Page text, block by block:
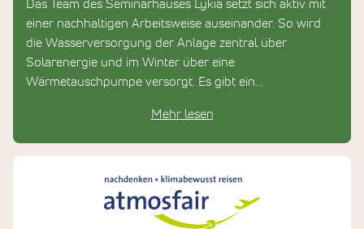
Das Team des Seminarhauses Lykia setzt sich aktiv mit
einer nachhaltigen Arbeitsweise auseinander. So wird
die Wasserversorgung der Anlage zentral über
Solarenergie und im Winter über eine
Wärmetauschpumpe versorgt. Es gibt ein
Recycling-Station zur umweltverträglichen
Müllentsorgung. Außerdem wird im Haus auf
Plastikflaschen verzichtet. Regelmäßig werden vom
Team Strandreinigungsaktionen organisiert. Ganz
aktuell engagiert sich das Team aktiv für die Aufforstung
nach den Waldbränden in Manavgat.
Mehr lesen